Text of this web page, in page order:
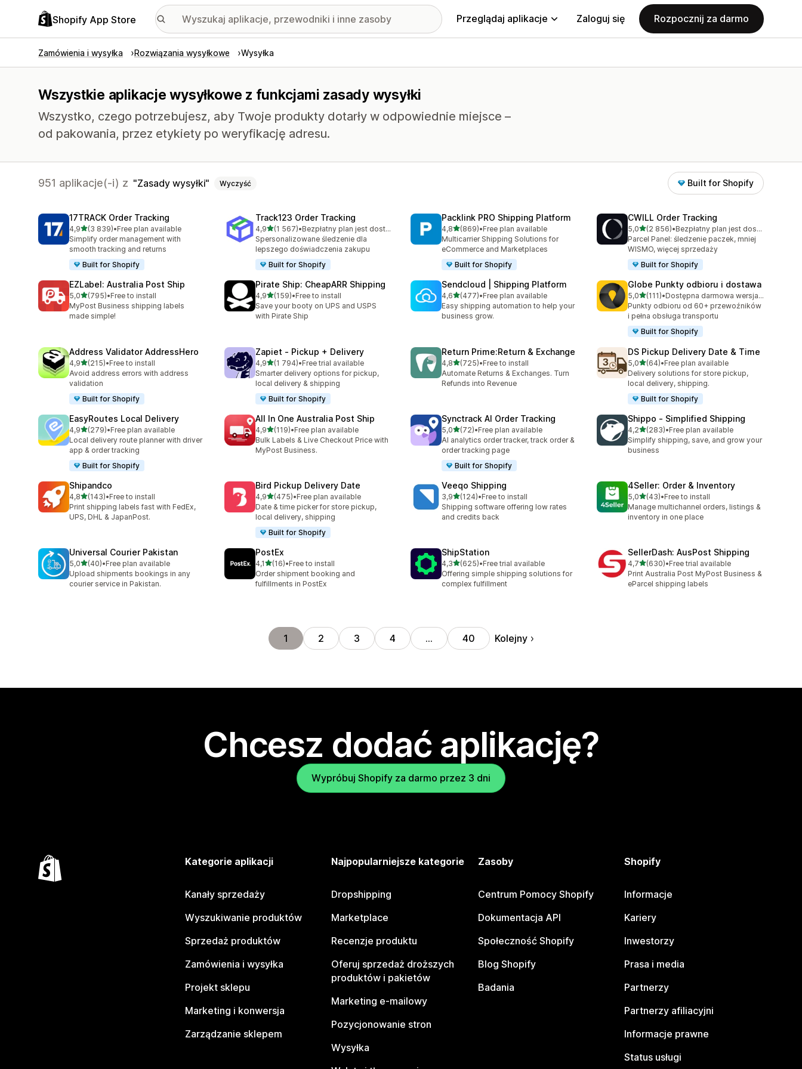
Shopify App Store Przeglądaj aplikacje Zaloguj się Rozpocznij za darmo
Zamówienia i wysyłka Rozwiązania wysyłkowe Wysyłka
Wszystkie aplikacje wysyłkowe z funkcjami zasady wysyłki
Wszystko, czego potrzebujesz, aby Twoje produkty dotarły w odpowiednie miejsce –
od pakowania, przez etykiety po weryfikację adresu.
951 aplikacje(-i) z Zasady wysyłki Wyczyść Built for Shopify
17TRACK Order Tracking
4,9na 5 gwiazdek
(3 839)
Łączna liczba recenzji: 3839
•Free plan available
Simplify order management with
smooth tracking and returns
Built for Shopify
Track123 Order Tracking
4,9na 5 gwiazdek
(1 567)
Łączna liczba recenzji: 1567
•
Bezpłatny plan jest dostępny
Spersonalizowane śledzenie dla
lepszego doświadczenia zakupu
Built for Shopify
Packlink PRO Shipping Platform
4,8na 5 gwiazdek
(869)
Łączna liczba recenzji: 869
•Free plan available
Multicarrier Shipping Solutions for
eCommerce and Marketplaces
Built for Shopify
CWILL Order Tracking
5,0na 5 gwiazdek
(2 856)
Łączna liczba recenzji: 2856
•
Bezpłatny plan jest dostępny
Parcel Panel: śledzenie paczek, mniej
WISMO, więcej sprzedaży
Built for Shopify
EZLabel: Australia Post Ship
5,0na 5 gwiazdek
(795)
Łączna liczba recenzji: 795
•Free to install
MyPost Business shipping labels
made simple!
Pirate Ship: CheapARR Shipping
4,9na 5 gwiazdek
(159)
Łączna liczba recenzji: 159
•Free to install
Save your booty on UPS and USPS
with Pirate Ship
Sendcloud | Shipping Platform
4,6na 5 gwiazdek
(477)
Łączna liczba recenzji: 477
•Free plan available
Easy shipping automation to help your
business grow.
Globe Punkty odbioru i dostawa
5,0na 5 gwiazdek
(111)
Łączna liczba recenzji: 111
•
Dostępna darmowa wersja próbna
Punkty odbioru od 60+ przewoźników
i pełna obsługa transportu
Built for Shopify
Address Validator AddressHero
4,9na 5 gwiazdek
(215)
Łączna liczba recenzji: 215
•Free to install
Avoid address errors with address
validation
Built for Shopify
Zapiet ‑ Pickup + Delivery
4,9na 5 gwiazdek
(1 794)
Łączna liczba recenzji: 1794
•Free trial available
Smarter delivery options for pickup,
local delivery & shipping
Built for Shopify
Return Prime:Return & Exchange
4,8na 5 gwiazdek
(725)
Łączna liczba recenzji: 725
•Free to install
Automate Returns & Exchanges. Turn
Refunds into Revenue
DS Pickup Delivery Date & Time
5,0na 5 gwiazdek
(64)
Łączna liczba recenzji: 64
•Free plan available
Delivery solutions for store pickup,
local delivery, shipping.
Built for Shopify
EasyRoutes Local Delivery
4,9na 5 gwiazdek
(279)
Łączna liczba recenzji: 279
•Free plan available
Local delivery route planner with driver
app & order tracking
Built for Shopify
All In One Australia Post Ship
4,9na 5 gwiazdek
(119)
Łączna liczba recenzji: 119
•Free plan available
Bulk Labels & Live Checkout Price with
MyPost Business.
Synctrack AI Order Tracking
5,0na 5 gwiazdek
(72)
Łączna liczba recenzji: 72
•Free plan available
AI analytics order tracker, track order &
order tracking page
Built for Shopify
Shippo ‑ Simplified Shipping
4,2na 5 gwiazdek
(283)
Łączna liczba recenzji: 283
•Free plan available
Simplify shipping, save, and grow your
business
Shipandco
4,8na 5 gwiazdek
(143)
Łączna liczba recenzji: 143
•Free to install
Print shipping labels fast with FedEx,
UPS, DHL & JapanPost.
Bird Pickup Delivery Date
4,9na 5 gwiazdek
(475)
Łączna liczba recenzji: 475
•Free plan available
Date & time picker for store pickup,
local delivery, shipping
Built for Shopify
Veeqo Shipping
3,9na 5 gwiazdek
(124)
Łączna liczba recenzji: 124
•Free to install
Shipping software offering low rates
and credits back
4Seller: Order & Inventory
5,0na 5 gwiazdek
(43)
Łączna liczba recenzji: 43
•Free to install
Manage multichannel orders, listings &
inventory in one place
Universal Courier Pakistan
5,0na 5 gwiazdek
(40)
Łączna liczba recenzji: 40
•Free plan available
Upload shipments bookings in any
courier service in Pakistan.
PostEx
4,1na 5 gwiazdek
(16)
Łączna liczba recenzji: 16
•Free to install
Order shipment booking and
fulfillments in PostEx
ShipStation
4,3na 5 gwiazdek
(625)
Łączna liczba recenzji: 625
•Free trial available
Offering simple shipping solutions for
complex fulfillment
SellerDash: AusPost Shipping
4,7na 5 gwiazdek
(630)
Łączna liczba recenzji: 630
•Free trial available
Print Australia Post MyPost Business &
eParcel shipping labels
1 2 3 4 … 40 Kolejny
Chcesz dodać aplikację?
Wypróbuj Shopify za darmo przez 3 dni
Kategorie aplikacji
Kanały sprzedaży
Wyszukiwanie produktów
Sprzedaż produktów
Zamówienia i wysyłka
Projekt sklepu
Marketing i konwersja
Zarządzanie sklepem
Najpopularniejsze kategorie
Dropshipping
Marketplace
Recenzje produktu
Oferuj sprzedaż droższych
produktów i pakietów
Marketing e-mailowy
Pozycjonowanie stron
Wysyłka
Zasoby
Centrum Pomocy Shopify
Dokumentacja API
Społeczność Shopify
Blog Shopify
Badania
Shopify
Informacje
Kariery
Inwestorzy
Prasa i media
Partnerzy
Partnerzy afiliacyjni
Informacje prawne
Status usługi